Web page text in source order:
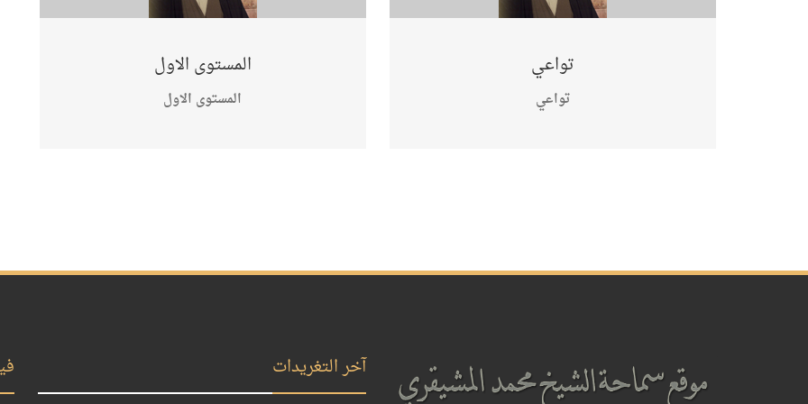
تواعي
تواعي
المستوى الاول
المستوى الاول
آخر التغريدات